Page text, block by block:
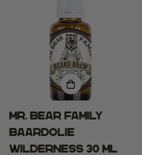
Mr. Bear Family
Baardolie
Wilderness 30 ml